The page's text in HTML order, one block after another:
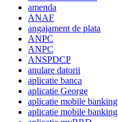
amenda
ANAF
angajament de plata
ANPC
ANPC
ANSPDCP
anulare datorii
aplicatie banca
aplicatie George
aplicatie mobile banking
aplicatie mobile banking